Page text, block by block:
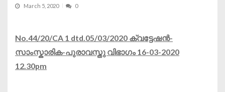
March 5, 2020 0
No.44/20/CA 1 dtd.05/03/2020 ക്വട്ടേഷന്‍-
സാംസ്കാരിക-പുരാവസ്തു വിഭാഗം 16-03-2020
12.30pm